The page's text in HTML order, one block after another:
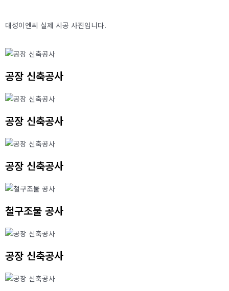
대성이엔씨 실제 시공 사진입니다.
공장 신축공사
공장 신축공사
공장 신축공사
철구조물 공사
공장 신축공사